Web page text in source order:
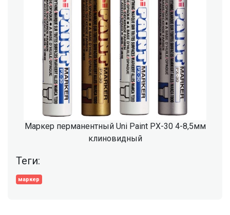
Маркер перманентный Uni Paint PX-30 4-8,5мм
клиновидный
Теги:
маркер